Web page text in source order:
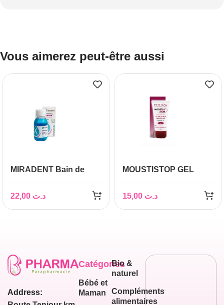
Vous aimerez peut-être aussi
MIRADENT Bain de
100ml
د.ت
MOUSTISTOP GEL
د.ت
Address:
Catégories
Bébé et
Maman
Bio &
naturel
Compléments
alimentaires